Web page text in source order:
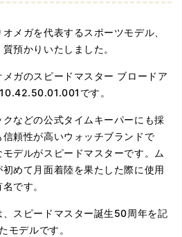
メガを代表するスポーツモデル、
預かりいたしました。
ガのスピードマスター ブロードア
です。
などの公式タイムキーパーにも採
頼性が高いウォッチブランドで
デルがスピードマスターです。ム
めて月面着陸を果たした際に使用
です。
スピードマスター誕生50周年を記
モデルです。